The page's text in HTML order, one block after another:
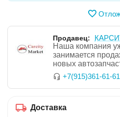
Продавец:
Наша компания
занимается
новых
+7(915)361-61-61
Доставка